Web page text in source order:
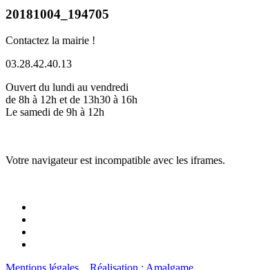
20181004_194705
Contactez la mairie !
03.28.42.40.13
Ouvert du lundi au vendredi
de 8h à 12h et de 13h30 à 16h
Le samedi de 9h à 12h
Votre navigateur est incompatible avec les iframes.